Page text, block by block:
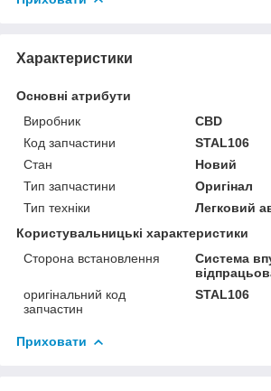
Характеристики
Основні атрибути
Виробник
CBD
Код запчастини
STAL106
Стан
Новий
Тип запчастини
Оригінал
Тип техніки
Легковий
Користувальницькі характеристики
Сторона встановлення
Система
оригінальний код
запчастин
STAL106
Приховати